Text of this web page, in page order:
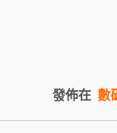
發佈在 數